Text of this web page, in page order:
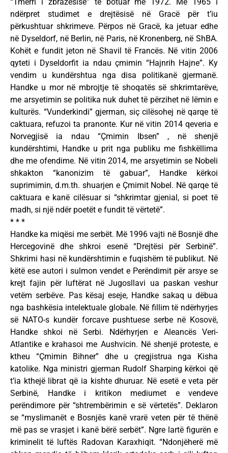
ndërpret studimet e drejtësisë në Gracë për t’iu
përkushtuar shkrimeve. Përpos në Gracë, ka jetuar edhe
në Dyseldorf, në Berlin, në Paris, në Kronenberg, në ShBA.
Kohët e fundit jeton në Shavil të Francës. Në vitin 2006
qyteti i Dyseldorfit ia ndau çmimin “Hajnrih Hajne”. Ky
vendim u kundërshtua nga disa politikanë gjermanë.
Handke u mor në mbrojtje të shoqatës së shkrimtarëve,
me arsyetimin se politika nuk duhet të përzihet në lëmin e
kulturës. “Vunderkindi” gjerman, siç cilësohej në qarqe të
caktuara, refuzoi ta pranonte. Kur në vitin 2014 qeveria e
Norvegjisë ia ndau “Çmimin Ibsen” , në shenjë
kundërshtimi, Handke u prit nga publiku me fishkëllima
dhe me ofendime. Në vitin 2014, me arsyetimin se Nobeli
shkakton “kanonizim të gabuar”, Handke kërkoi
suprimimin, d.m.th. shuarjen e Çmimit Nobel. Në qarqe të
caktuara e kanë cilësuar si “shkrimtar gjenial, si poet të
madh, si një ndër poetët e fundit të vërtetë”.
* * *
Handke ka miqësi me serbët. Më 1996 vajti në Bosnjë dhe
Hercegovinë dhe shkroi esenë “Drejtësi për Serbinë”.
Shkrimi hasi në kundërshtimin e fuqishëm të publikut. Në
këtë ese autori i sulmon vendet e Perëndimit për arsye se
krejt fajin për luftërat në Jugosllavi ua paskan veshur
vetëm serbëve. Pas kësaj eseje, Handke sakaq u dëbua
nga bashkësia intelektuale globale. Në fillim të ndërhyrjes
së NATO-s kundër forcave pushtuese serbe në Kosovë,
Handke shkoi në Serbi. Ndërhyrjen e Aleancës Veri-
Atlantike e krahasoi me Aushvicin. Në shenjë proteste, e
ktheu “Çmimin Bihner” dhe u çregjistrua nga Kisha
katolike. Nga ministri gjerman Rudolf Sharping kërkoi që
t’ia kthejë librat që ia kishte dhuruar. Në esetë e veta për
Serbinë, Handke i kritikon mediumet e vendeve
perëndimore për “shtrembërimin e së vërtetës”. Deklaron
se “myslimanët e Bosnjës kanë vrarë veten për të thënë
më pas se vrasjet i kanë bërë serbët”. Ngre lartë figurën e
kriminelit të luftës Radovan Karaxhiqit. “Ndonjëherë më